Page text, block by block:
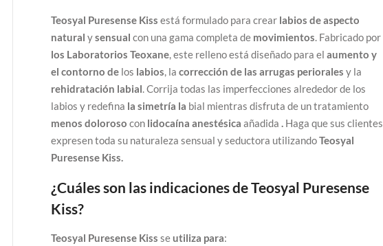
Teosyal Puresense Kiss está formulado para crear labios de aspecto
natural ysensual con una gama completa de movimientos. Fabricado por
los Laboratorios Teoxane, este relleno está diseñado para el aumento y
el contorno delos labios, la corrección de las arrugas periorales y la
rehidratación labial. Corrija todas las imperfecciones alrededor de los
labios y redefina la simetría la bial mientras disfruta de un tratamiento
menos doloroso con lidocaína anestésica añadida . Haga que sus clientes
expresen toda su naturaleza sensual y seductora utilizandoTeosyal
Puresense Kiss.
¿Cuáles son las indicaciones de Teosyal Puresense
Kiss?
Teosyal Puresense Kiss seutiliza para: